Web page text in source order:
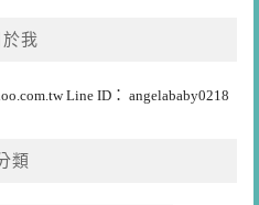
於我
Line ID： angelababy0218
類